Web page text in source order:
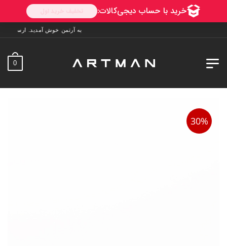
به آرتمن خوش آمدید. ارسال به سراسر ایران. 7 روز فرصت تست در منزل. 1
0
30%